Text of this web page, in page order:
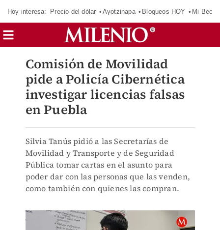
Hoy interesa: Precio del dólar Ayotzinapa Bloqueos HOY Mi Beca
Comisión de Movilidad
pide a Policía Cibernética
investigar licencias falsas
en Puebla
Silvia Tanús pidió a las Secretarías de
Movilidad y Transporte y de Seguridad
Pública tomar cartas en el asunto para
poder dar con las personas que las venden,
como también con quienes las compran.